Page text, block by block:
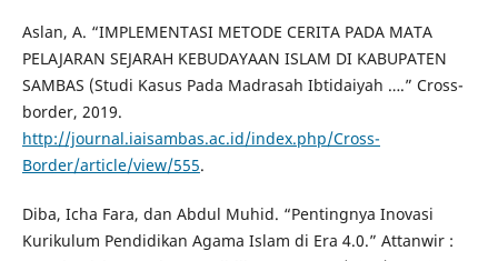
Aslan, A. “IMPLEMENTASI METODE CERITA PADA MATA
PELAJARAN SEJARAH KEBUDAYAAN ISLAM DI KABUPATEN
SAMBAS (Studi Kasus Pada Madrasah Ibtidaiyah ….” Cross-
border, 2019.
http://journal.iaisambas.ac.id/index.php/Cross-
Border/article/view/555.
Diba, Icha Fara, dan Abdul Muhid. “Pentingnya Inovasi
Kurikulum Pendidikan Agama Islam di Era 4.0.” Attanwir :